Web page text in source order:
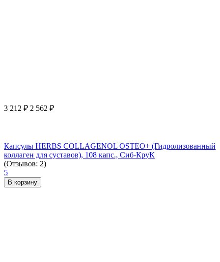
3 212 ₽ 2 562 ₽
Капсулы HERBS COLLAGENOL OSTEO+ (Гидролизованный
коллаген для суставов), 108 капс., Сиб-КруК
(Отзывов: 2)
5
В корзину